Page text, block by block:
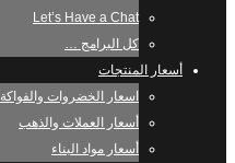
Let’s Have a Chat
كل البرامج …
أسعار المنتجات
اسعار الخضروات والفواكة
أسعار العملات والذهب
أسعار مواد البناء